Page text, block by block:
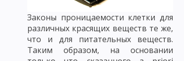
Законы проницаемости клетки для
различных красящих веществ те же,
что и для питательных веществ.
Таким образом, на основании